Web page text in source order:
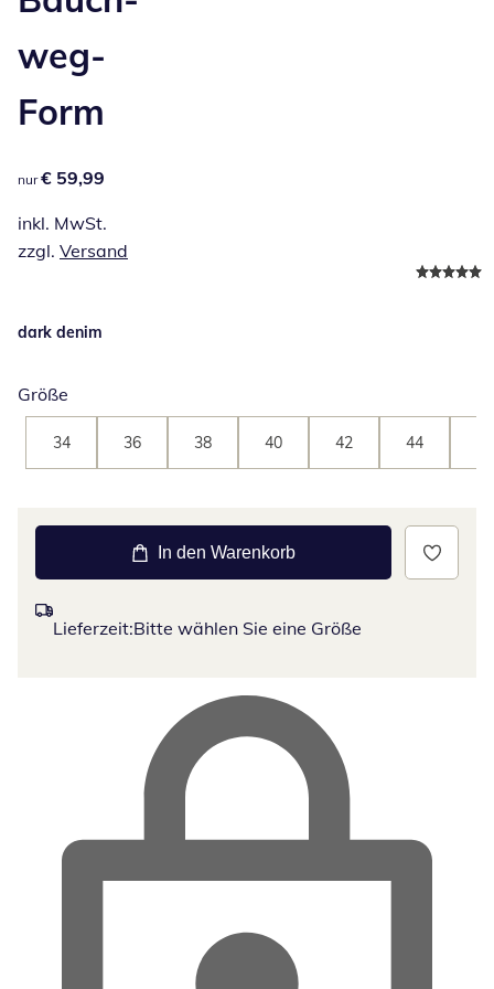
weg-
Form
€ 59,99
nur € 59,99
inkl. MwSt.
zzgl. Versand
dark denim
Größe
34 36 38 40 42 44
In den Warenkorb
Lieferzeit:Bitte wählen Sie eine Größe